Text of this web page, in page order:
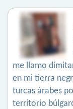
me llamo
en mi tierra
turcas árabes
territorio